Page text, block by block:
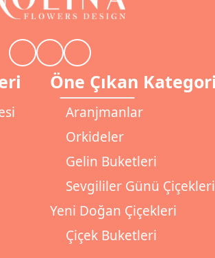
Öne Çıkan
Aranjmanlar
Orkideler
Gelin Buketleri
Sevgililer Günü Çiçekleri
Yeni Doğan Çiçekleri
Çiçek Buketleri